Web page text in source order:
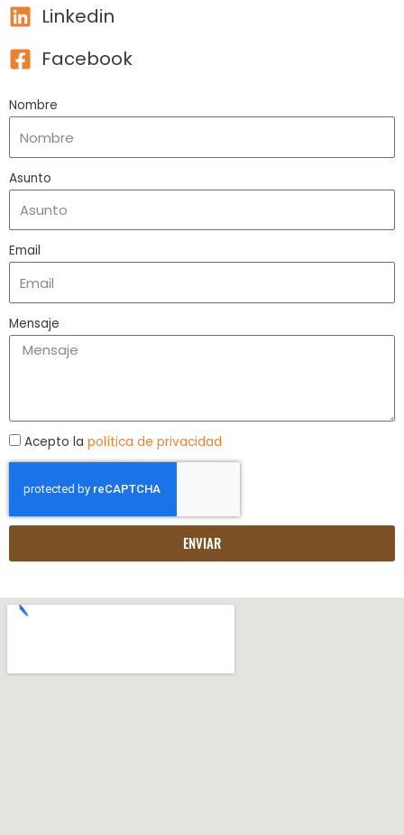
Linkedin
Facebook
Nombre
Asunto
Email
Mensaje
Acepto la política de privacidad
ENVIAR